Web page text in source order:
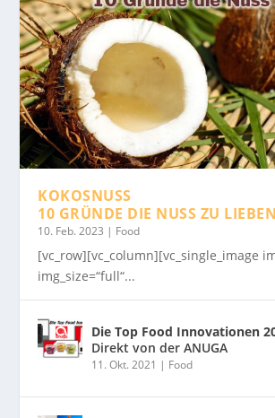
KOKOSNUSS
10 GRÜNDE DIE NUSS ZU
10. Feb. 2023 | Food
[vc_row][vc_column][vc_single_image
img_size=“full“...
Die Top Food Innovationen
Direkt von der ANUGA
11. Okt. 2021 | Food